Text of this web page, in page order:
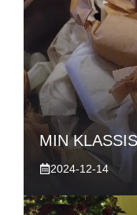
MIN
2024-12-14